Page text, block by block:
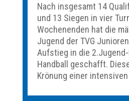
Nach insgesamt 14
und 13 Siegen in vier
Wochenenden hat die
Jugend der TVG
Aufstieg in die
Handball geschafft.
Krönung einer